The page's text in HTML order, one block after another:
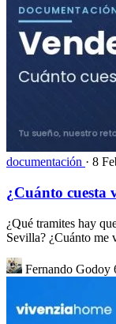
documentación · 8
¿Cuánto cuesta
¿Qué tramites hay
Sevilla? ¿Cuánto me
Fernando Godoy